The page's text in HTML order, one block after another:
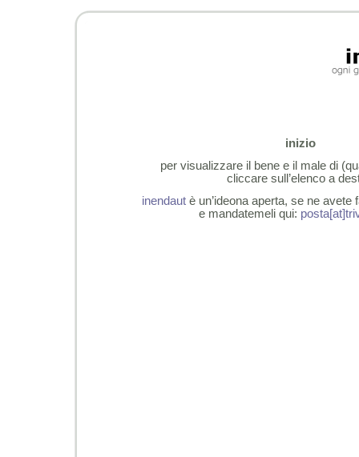
inizio
per visualizzare il bene e il male di
cliccare sull’elenco a
inendautè un’ideona aperta, se ne avete
e mandatemeli qui: